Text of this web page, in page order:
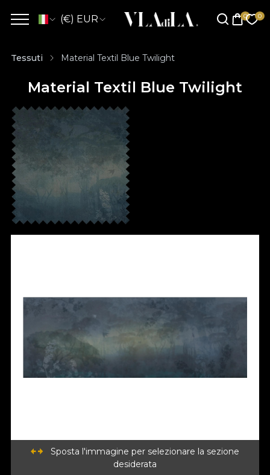
(€) EUR
Tessuti Material Textil Blue Twilight
Material Textil Blue Twilight
Sposta l'immagine per selezionare la sezione
desiderata